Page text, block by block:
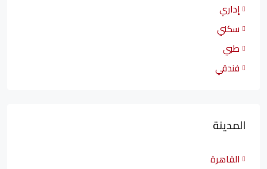
إداري
سكني
طبي
فندقي
المدينة
القاهرة